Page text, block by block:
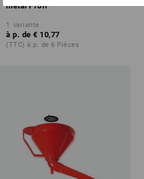
métal Profi
1 variante
à p. de € 10,77
(TTC) à p. de 6 Pièces